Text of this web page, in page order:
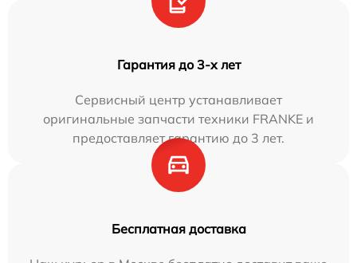
Гарантия до 3-х лет
Сервисный центр устанавливает
оригинальные запчасти техники FRANKE и
предоставляет гарантию до 3 лет.
Бесплатная доставка